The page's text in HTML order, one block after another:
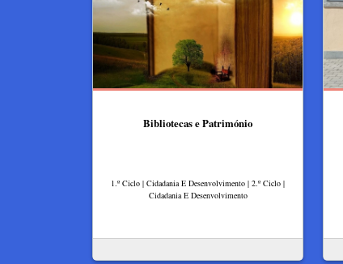
Bibliotecas e Património
1.º Ciclo | Cidadania E Desenvolvimento | 2.º Ciclo |
Cidadania E Desenvolvimento